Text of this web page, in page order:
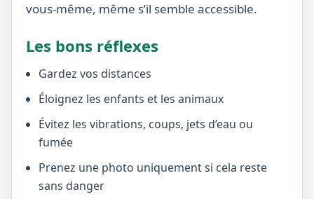
vous-même, même s’il semble accessible.
Les bons réflexes
Gardez vos distances
Éloignez les enfants et les animaux
Évitez les vibrations, coups, jets d’eau ou
fumée
Prenez une photo uniquement si cela reste
sans danger